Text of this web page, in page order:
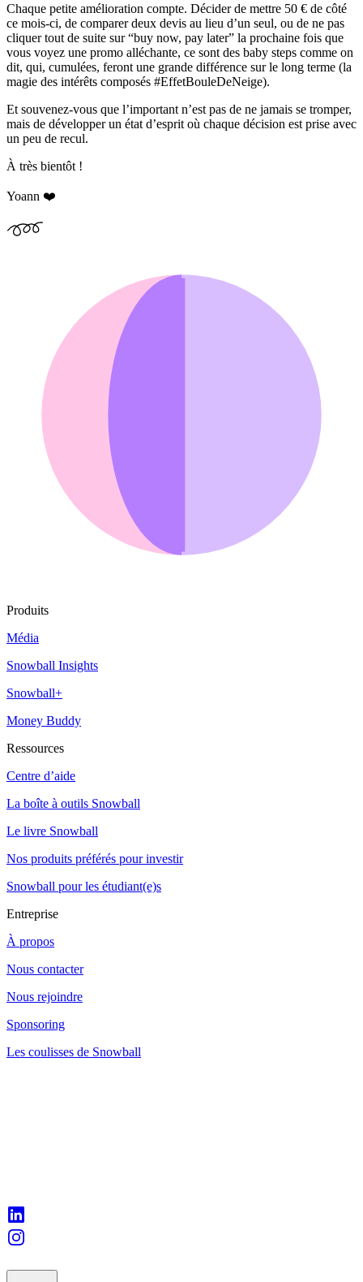
Chaque petite amélioration compte. Décider de mettre 50 € de côté
ce mois-ci, de comparer deux devis au lieu d’un seul, ou de ne pas
cliquer tout de suite sur “buy now, pay later” la prochaine fois que
vous voyez une promo alléchante, ce sont des baby steps comme on
dit, qui, cumulées, feront une grande différence sur le long terme (la
magie des intérêts composés #EffetBouleDeNeige).
Et souvenez-vous que l’important n’est pas de ne jamais se tromper,
mais de développer un état d’esprit où chaque décision est prise avec
un peu de recul.
À très bientôt !
Yoann ❤️
Produits
Média
Snowball Insights
Snowball+
Money Buddy
Ressources
Centre d’aide
La boîte à outils Snowball
Le livre Snowball
Nos produits préférés pour investir
Snowball pour les étudiant(e)s
Entreprise
À propos
Nous contacter
Nous rejoindre
Sponsoring
Les coulisses de Snowball